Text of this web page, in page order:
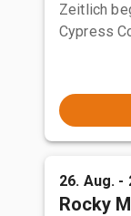
Zeitlich
Cypress
26. Aug. -
Rocky